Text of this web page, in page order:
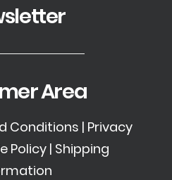
Area
Conditions | Privacy
Policy| Shipping